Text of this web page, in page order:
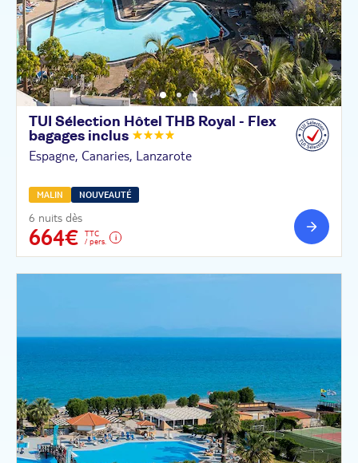
TUI Sélection Hôtel THB Royal - Flex
bagages inclus
Espagne, Canaries, Lanzarote
MALIN NOUVEAUTÉ
6 nuits dès
664€
TTC
/ pers.